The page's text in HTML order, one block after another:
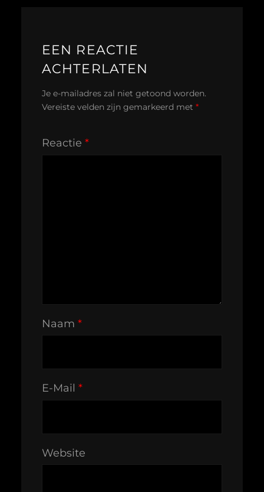
EEN REACTIE
ACHTERLATEN
Je e-mailadres zal niet getoond worden.
Vereiste velden zijn gemarkeerd met *
Reactie *
Naam *
E-Mail *
Website